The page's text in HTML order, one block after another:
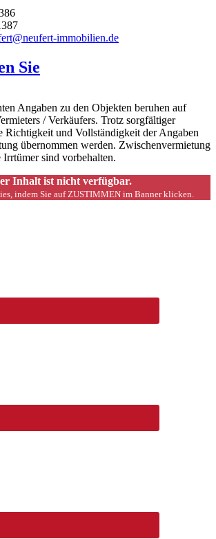
immobilien.de
Sie
Angaben zu den Objekten beruhen auf
/ Verkäufers. Trotz sorgfältiger
Richtigkeit und Vollständigkeit der Angaben
übernommen werden. Zwischenvermietung
sind vorbehalten.
Inhalt ist nicht verfügbar.
indem Sie auf ZUSTIMMEN im Banner klicken.